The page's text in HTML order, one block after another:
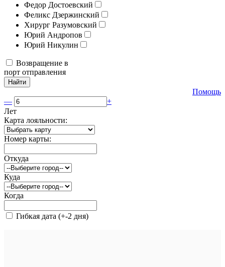
Федор Достоевский
Феликс Дзержинский
Хирург Разумовский
Юрий Андропов
Юрий Никулин
Возвращение в
порт отправления
Найти
Помощь
—
+
Лет
Карта лояльности:
Номер карты:
Откуда
Куда
Когда
Гибкая дата (+-2 дня)